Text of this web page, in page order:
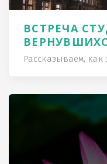
ВСТРЕЧА
Рассказываем, как